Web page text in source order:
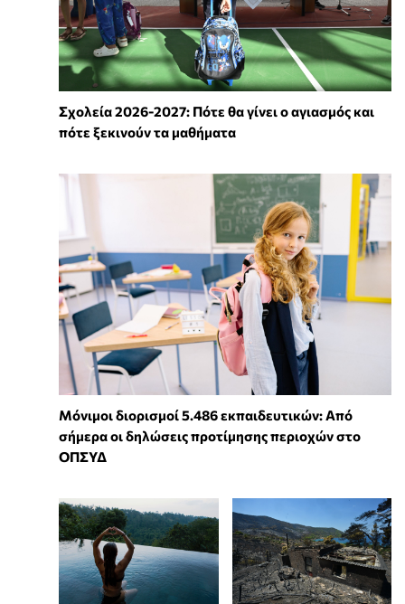
Σχολεία 2026-2027: Πότε θα γίνει ο αγιασμός και
πότε ξεκινούν τα μαθήματα
Μόνιμοι διορισμοί 5.486 εκπαιδευτικών: Από
σήμερα οι δηλώσεις προτίμησης περιοχών στο
ΟΠΣΥΔ